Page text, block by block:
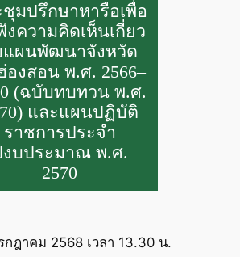
ชุมปรึกษาหารือเพื่อ
งความคิดเห็นเกี่ยว
แผนพัฒนาจังหวัด
องสอน พ.ศ. 2566–
(ฉบับทบทวน พ.ศ.
และแผนปฏิบัติ
ราชการประจำ
บประมาณ พ.ศ.
2570
ฎาคม 2568 เวลา 13.30 น.